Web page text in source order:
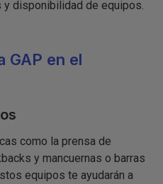
disponibilidad de equipos.
GAP en el
como la prensa de
y mancuernas o barras
equipos te ayudarán a